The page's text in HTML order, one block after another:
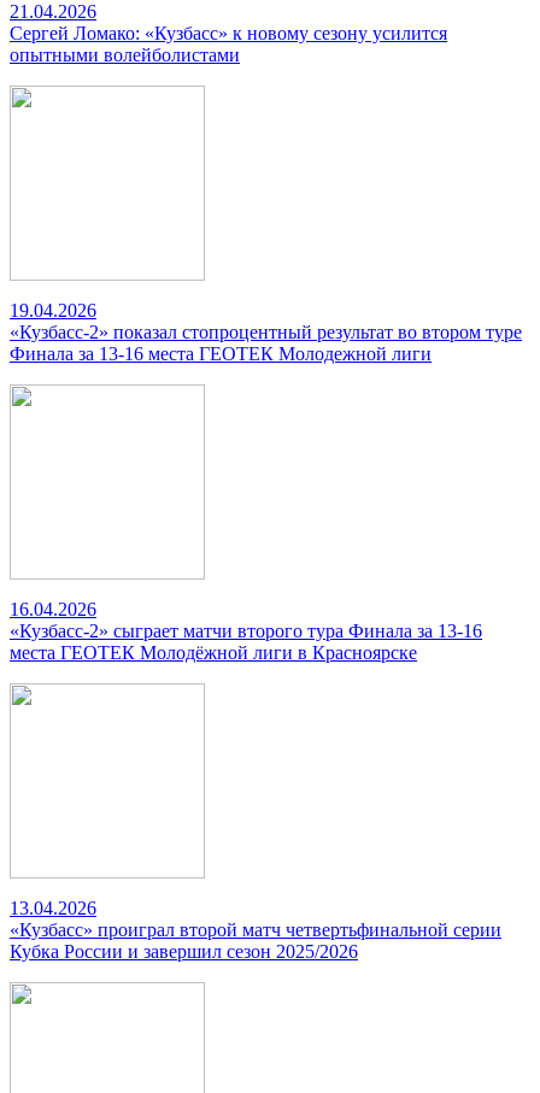
21.04.2026
Сергей Ломако: «Кузбасс» к новому сезону усилится
опытными волейболистами
19.04.2026
«Кузбасс-2» показал стопроцентный результат во втором туре
Финала за 13-16 места ГЕОТЕК Молодежной лиги
16.04.2026
«Кузбасс-2» сыграет матчи второго тура Финала за 13-16
места ГЕОТЕК Молодёжной лиги в Красноярске
13.04.2026
«Кузбасс» проиграл второй матч четвертьфинальной серии
Кубка России и завершил сезон 2025/2026